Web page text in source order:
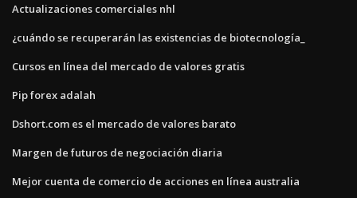
Actualizaciones comerciales nhl
¿cuándo se recuperarán las existencias de biotecnología_
Cursos en línea del mercado de valores gratis
Pip forex adalah
Dshort.com es el mercado de valores barato
Margen de futuros de negociación diaria
Mejor cuenta de comercio de acciones en línea australia